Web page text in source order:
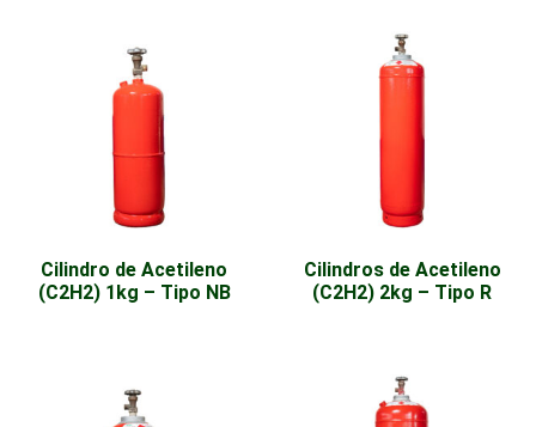
Cilindro de Acetileno
(C2H2) 1kg – Tipo NB
Cilindros de Acetileno
(C2H2) 2kg – Tipo R